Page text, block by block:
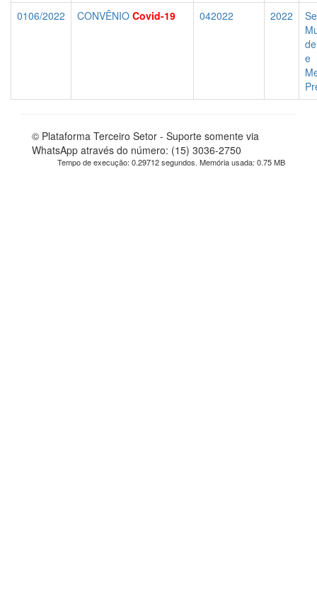
0106/2022
CONVÊNIO Covid-19 042022 2022
e
© Plataforma Terceiro Setor - Suporte somente via
WhatsApp através do número: (15) 3036-2750
Tempo de execução: 0.29712 segundos. Memória usada: 0.75 MB